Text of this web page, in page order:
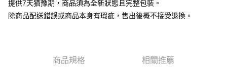
提供7天猶豫期，商品須為全新狀態且完整包裝。
除商品配送錯誤或商品本身有瑕疵，售出後概不接受退換。
商品規格 相關推薦